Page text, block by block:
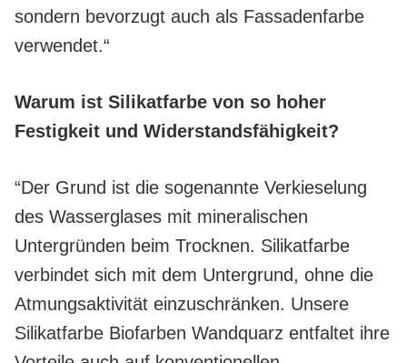
sondern bevorzugt auch als Fassadenfarbe
verwendet.“
Warum ist Silikatfarbe von so hoher
Festigkeit und Widerstandsfähigkeit?
“Der Grund ist die sogenannte Verkieselung
des Wasserglases mit mineralischen
Untergründen beim Trocknen. Silikatfarbe
verbindet sich mit dem Untergrund, ohne die
Atmungsaktivität einzuschränken. Unsere
Silikatfarbe Biofarben Wandquarz entfaltet ihre